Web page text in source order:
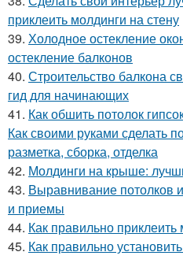
приклеить молдинги на стену
39. Холодное остекление
остекление балконов
40. Строительство балкона
гид для начинающих
41. Как обшить потолок
Как своими руками сделать
разметка, сборка, отделка
42. Молдинги на крыше:
43. Выравнивание потолков
и приемы
44. Как правильно
45. Как правильно